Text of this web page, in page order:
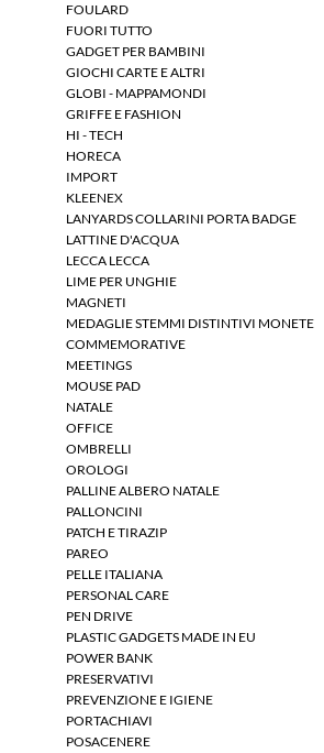
FOULARD
FUORI TUTTO
GADGET PER BAMBINI
GIOCHI CARTE E ALTRI
GLOBI - MAPPAMONDI
GRIFFE E FASHION
HI - TECH
HORECA
IMPORT
KLEENEX
LANYARDS COLLARINI PORTA BADGE
LATTINE D'ACQUA
LECCA LECCA
LIME PER UNGHIE
MAGNETI
MEDAGLIE STEMMI DISTINTIVI MONETE
COMMEMORATIVE
MEETINGS
MOUSE PAD
NATALE
OFFICE
OMBRELLI
OROLOGI
PALLINE ALBERO NATALE
PALLONCINI
PATCH E TIRAZIP
PAREO
PELLE ITALIANA
PERSONAL CARE
PEN DRIVE
PLASTIC GADGETS MADE IN EU
POWER BANK
PRESERVATIVI
PREVENZIONE E IGIENE
PORTACHIAVI
POSACENERE